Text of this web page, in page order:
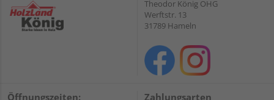
Theodor König OHG
Werftstr. 13
31789 Hameln
Öffnungszeiten: Zahlungsarten